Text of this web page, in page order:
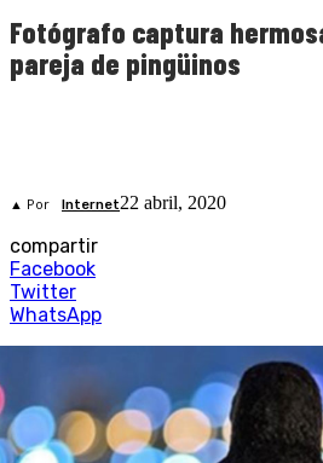
Fotógrafo captura
pareja de pingüinos
▲ Por Internet22 abril, 2020
compartir
Facebook
Twitter
WhatsApp